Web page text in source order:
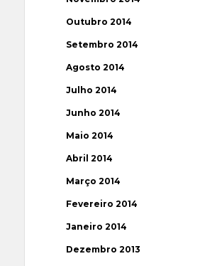
Outubro 2014
Setembro 2014
Agosto 2014
Julho 2014
Junho 2014
Maio 2014
Abril 2014
Março 2014
Fevereiro 2014
Janeiro 2014
Dezembro 2013